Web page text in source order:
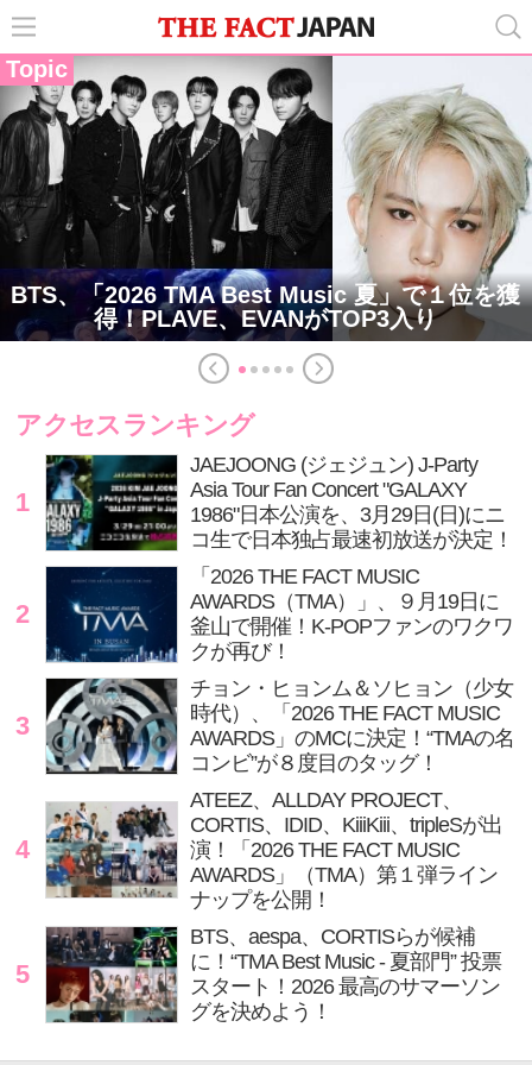
Topic
BTS、「2026 TMA Best Music 夏」で１位を獲
得！PLAVE、EVANがTOP3入り
アクセスランキング
1
JAEJOONG (ジェジュン) J-Party
Asia Tour Fan Concert "GALAXY
1986"日本公演を、3月29日(日)にニ
コ生で日本独占最速初放送が決定！
2
「2026 THE FACT MUSIC
AWARDS（TMA）」、９月19日に
釜山で開催！K-POPファンのワクワ
クが再び！
3
チョン・ヒョンム＆ソヒョン（少女
時代）、「2026 THE FACT MUSIC
AWARDS」のMCに決定！“TMAの名
コンビ”が８度目のタッグ！
4
ATEEZ、ALLDAY PROJECT、
CORTIS、IDID、KiiiKiii、tripleSが出
演！「2026 THE FACT MUSIC
AWARDS」（TMA）第１弾ライン
ナップを公開！
5
BTS、aespa、CORTISらが候補
に！“TMA Best Music - 夏部門” 投票
スタート！2026 最高のサマーソン
グを決めよう！